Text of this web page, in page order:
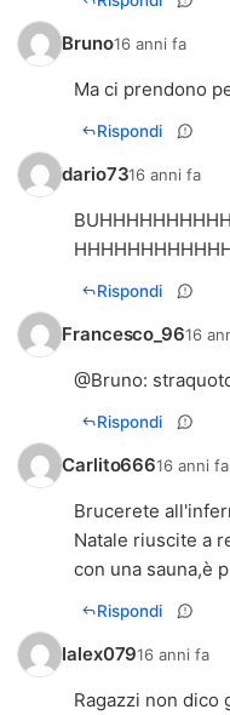
Bruno16 anni fa
Ma ci prendono
Rispondi
dario7316 anni fa
Rispondi
Francesco_9616
@Bruno:
Rispondi
Carlito66616 anni fa
Brucerete
Natale riuscite a
con una sauna,è
Rispondi
Ialex07916 anni fa
Ragazzi non